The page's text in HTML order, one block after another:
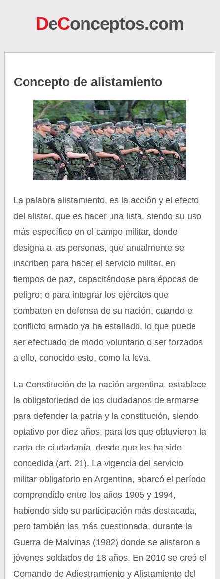
DeConceptos.com
Concepto de alistamiento
La palabra alistamiento, es la acción y el efecto
del alistar, que es hacer una lista, siendo su uso
más específico en el campo militar, donde
designa a las personas, que anualmente se
inscriben para hacer el servicio militar, en
tiempos de paz, capacitándose para épocas de
peligro; o para integrar los ejércitos que
combaten en defensa de su nación, cuando el
conflicto armado ya ha estallado, lo que puede
ser efectuado de modo voluntario o ser forzados
a ello, conocido esto, como la leva.
La Constitución de la nación argentina, establece
la obligatoriedad de los ciudadanos de armarse
para defender la patria y la constitución, siendo
optativo por diez años, para los que obtuvieron la
carta de ciudadanía, desde que les ha sido
concedida (art. 21). La vigencia del servicio
militar obligatorio en Argentina, abarcó el período
comprendido entre los años 1905 y 1994,
habiendo sido su participación más destacada,
pero también las más cuestionada, durante la
Guerra de Malvinas (1982) donde se alistaron a
jóvenes soldados de 18 años. En 2010 se creó el
Comando de Adiestramiento y Alistamiento del